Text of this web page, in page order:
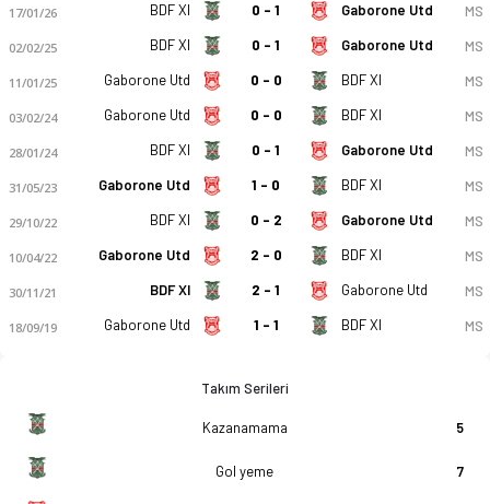
17/01/26 BDF XI 0 - 1 Gaborone Utd MS
02/02/25 BDF XI 0 - 1 Gaborone Utd MS
11/01/25 Gaborone Utd 0 - 0 BDF XI MS
03/02/24 Gaborone Utd 0 - 0 BDF XI MS
28/01/24 BDF XI 0 - 1 Gaborone Utd MS
31/05/23 Gaborone Utd 1 - 0 BDF XI MS
29/10/22 BDF XI 0 - 2 Gaborone Utd MS
10/04/22 Gaborone Utd 2 - 0 BDF XI MS
30/11/21 BDF XI 2 - 1 Gaborone Utd MS
18/09/19 Gaborone Utd 1 - 1 BDF XI MS
Takım Serileri
Kazanamama 5
Gol yeme 7